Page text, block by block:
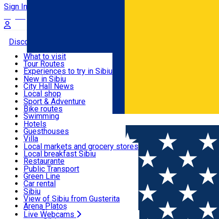
Română
Sign In
Discover
Useful info
Activities & Adventure
Accommodation
Food, Drinks & Nightlife
Transport & Parking
Live Webcams
What to visit
Tour Routes
Experiences to try in Sibiu
Podcast
Culture
Museums
Churches
Parks, Zoo
County of Sibiu
New in Sibiu
City Hall News
Local shop
Sibiu artisans
Sibiul Verde
Public services
Education
How do I get to Sibiu
Tourist Info
Tour Guides
Guided tours
Publicații locale
Beauty salons
Sport & Adventure
Bike routes
Swimming
Riding
Indoor activities
Loc de joacă indoor
Loc de joacă outdoor
Ski
Ice skating
Yoga
Hotels
Guesthouses
Villa
Hostels
Motel
Camping
Renting rooms
Rooms for rent
Accommodation outside Sibiu
Local markets and grocery stores
Local breakfast Sibiu
Restaurante
Pizza
Fast Food
Coffee
Sweets
Pub, Bar
Night clubs
Bakeries
Public Transport
Green Line
Car rental
Rent a bike
Scooter rentals
Taxi
Ride Sharing
Sibiu
View of Sibiu from Gusterita
Arena Platoș
Live Webcams